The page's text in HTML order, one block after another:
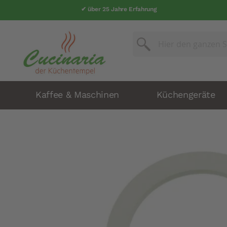
✔ über 25 Jahre Erfahrung
Suche
Kaffee & Maschinen Küchengeräte